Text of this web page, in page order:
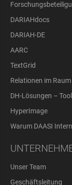
DARIAHdocs
DARIAH-DE
AARC
TextGrid
Relationen im Raum
DH-Lösungen –
HyperImage
Warum DAASI
Unser Team
Geschäftsleitung